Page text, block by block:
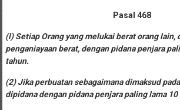
Progo,
Balikpapan,
Jakarta
Pusat,
Pasal 468
(l) Setiap Orang yang melukai berat orang lain,
penganiayaan berat, dengan pidana penjara
tahun.
(2) Jika perbuatan sebagaimana dimaksud
dipidana dengan pidana penjara paling lama